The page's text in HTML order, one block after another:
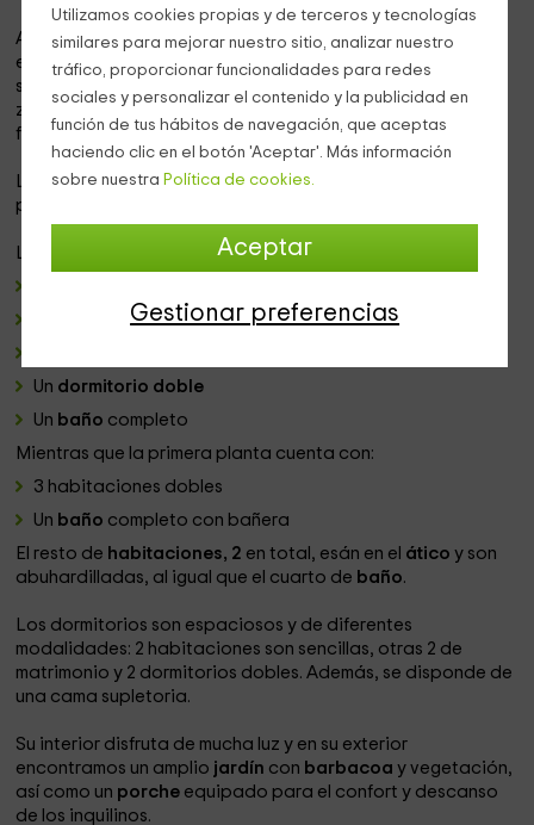
Utilizamos cookies propias y de terceros y tecnologías
similares para mejorar nuestro sitio, analizar nuestro
tráfico, proporcionar funcionalidades para redes
sociales y personalizar el contenido y la publicidad en
función de tus hábitos de navegación, que aceptas
haciendo clic en el botón 'Aceptar'. Más información
sobre nuestra Política de cookies.
Aceptar
Gestionar preferencias
Al pie de la montaña deHuerta, en Arcones (Segovia),
encontramos una encantadoracasa rural de piedra
situada en un entorno rural y natural. Exactamente en la
zona de la Sierra de Guadarrama, paisaje rodeado de
fresnos, encinas y robles.
La casa tiene capacidad de10 plazas
plantas y un ático.
La planta baja se distribuye en:
Salon-comedor con chimenea
Un dormitorio doble
Un baño completo
Mientras que la primera planta cuenta con:
3 habitaciones dobles
Un baño completo con bañera
El resto de habitaciones, 2 en total, esán en el áticoy son
abuhardilladas, al igual que el cuarto de baño.
Los dormitorios son espaciosos y de diferentes
modalidades: 2 habitaciones son sencillas, otras 2 de
matrimonio y 2 dormitorios dobles. Además, se disponde de
una cama supletoria.
Su interior disfruta de mucha luz y en su exterior
encontramos un amplio jardín con barbacoay vegetación,
así como un porche equipado para el confort y descanso
de los inquilinos.